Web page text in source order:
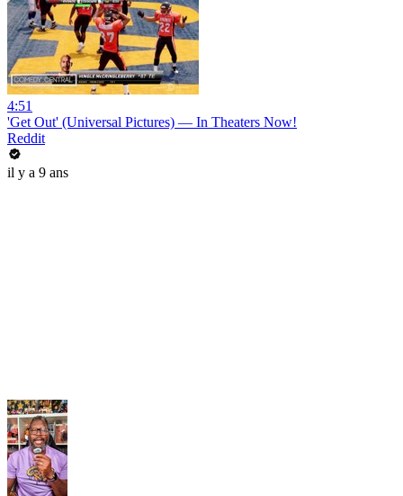
4:51
'Get Out' (Universal Pictures) — In Theaters Now!
Reddit
il y a 9 ans